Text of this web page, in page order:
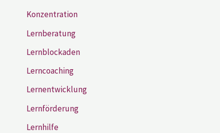
Konzentration
Lernberatung
Lernblockaden
Lerncoaching
Lernentwicklung
Lernförderung
Lernhilfe